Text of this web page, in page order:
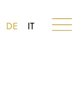
DE IT